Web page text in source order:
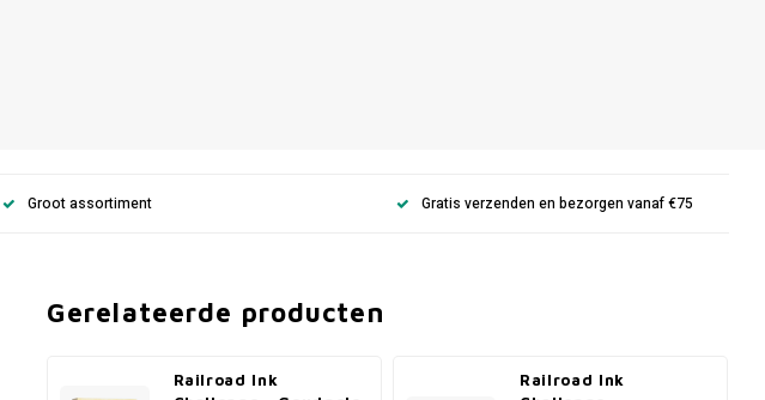
Groot assortiment Gratis verzenden en bezorgen vanaf €75
Gerelateerde producten
Railroad Ink
Railroad Ink